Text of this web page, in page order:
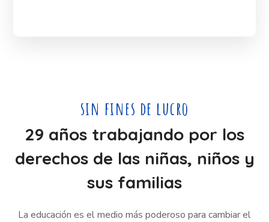
sin fines de lucro
29 años trabajando por los
derechos de las niñas, niños y
sus familias
La educación es el medio más poderoso para cambiar el